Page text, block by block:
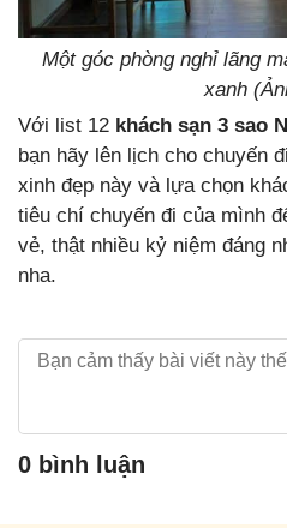
Một góc phòng nghỉ lãng
xanh
Với list 12 khách sạn 3 sao
bạn hãy lên lịch cho chuyến
xinh đẹp này và lựa chọn
tiêu chí chuyến đi của mình
vẻ, thật nhiều kỷ niệm đáng
nha.
0 bình luận